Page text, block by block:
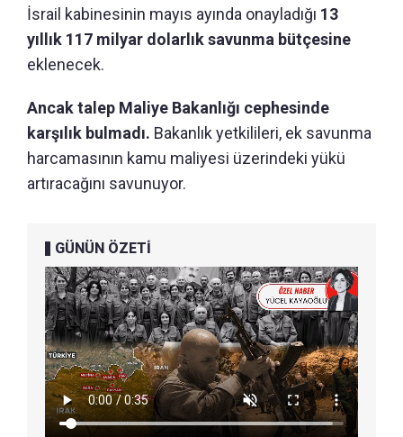
İsrail kabinesinin mayıs ayında onayladığı 13
yıllık 117 milyar dolarlık savunma bütçesine
eklenecek.
Ancak talep Maliye Bakanlığı cephesinde
karşılık bulmadı. Bakanlık yetkilileri, ek savunma
harcamasının kamu maliyesi üzerindeki yükü
artıracağını savunuyor.
GÜNÜN ÖZETİ